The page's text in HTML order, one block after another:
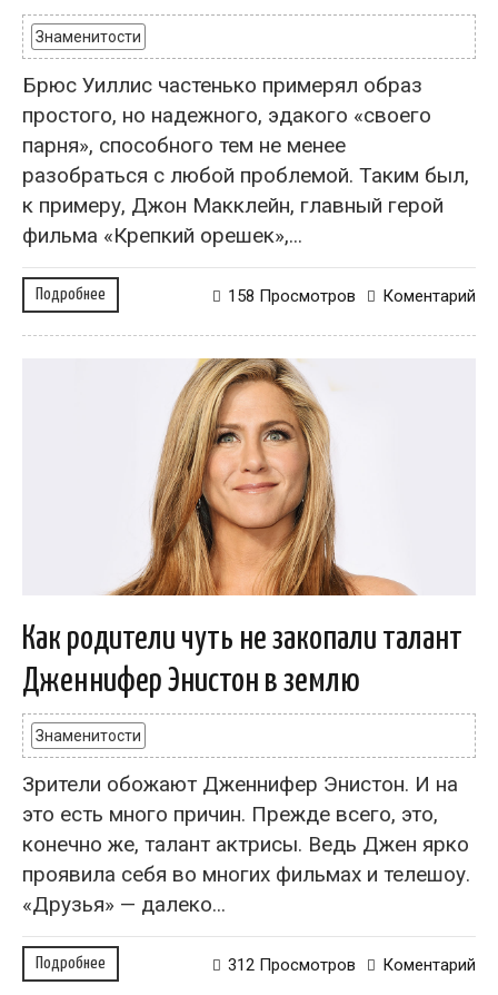
Знаменитости
Брюс Уиллис частенько примерял образ
простого, но надежного, эдакого «своего
парня», способного тем не менее
разобраться с любой проблемой. Таким был,
к примеру, Джон Макклейн, главный герой
фильма «Крепкий орешек»,...
Подробнее Коментарий
158 Просмотров
Как родители чуть не закопали талант
Дженнифер Энистон в землю
Знаменитости
Зрители обожают Дженнифер Энистон. И на
это есть много причин. Прежде всего, это,
конечно же, талант актрисы. Ведь Джен ярко
проявила себя во многих фильмах и телешоу.
«Друзья» — далеко...
Подробнее Коментарий
312 Просмотров